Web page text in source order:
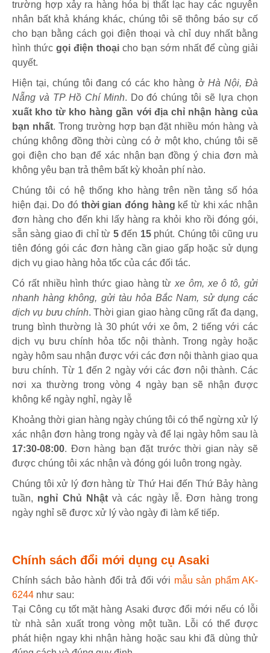
trường hợp xảy ra hàng hóa bị thất lạc hay các nguyên
nhân bất khả kháng khác, chúng tôi sẽ thông báo sự cố
cho bạn bằng cách gọi điện thoại và chỉ duy nhất bằng
hình thức gọi điện thoại cho bạn sớm nhất để cùng giải
quyết.
Hiện tại, chúng tôi đang có các kho hàng ởHà Nội, Đà
Nẵng và TP Hồ Chí Minh. Do đó chúng tôi sẽ lựa chọn
xuất kho từ kho hàng gần với địa chỉ nhận hàng của
bạn nhất. Trong trường hợp bạn đặt nhiều món hàng và
chúng không đồng thời cùng có ở một kho, chúng tôi sẽ
gọi điện cho bạn để xác nhận bạn đồng ý chia đơn mà
không yêu bạn trả thêm bất kỳ khoản phí nào.
Chúng tôi có hệ thống kho hàng trên nền tảng số hóa
hiện đại. Do đó thời gian đóng hàng kể từ khi xác nhận
đơn hàng cho đến khi lấy hàng ra khỏi kho rồi đóng gói,
sẵn sàng giao đi chỉ từ 5đến 15 phút. Chúng tôi cũng ưu
tiên đóng gói các đơn hàng cần giao gấp hoặc sử dụng
dịch vụ giao hàng hỏa tốc của các đối tác.
Có rất nhiều hình thức giao hàng từxe ôm, xe ô tô, gửi
nhanh hàng không, gửi tàu hỏa Bắc Nam, sử dụng các
dịch vụ bưu chính. Thời gian giao hàng cũng rất đa dạng,
trung bình thường là 30 phút với xe ôm, 2 tiếng với các
dịch vụ bưu chính hỏa tốc nội thành. Trong ngày hoặc
ngày hôm sau nhận được với các đơn nội thành giao qua
bưu chính. Từ 1 đến 2 ngày với các đơn nội thành. Các
nơi xa thường trong vòng 4 ngày bạn sẽ nhận được
không kể ngày nghỉ, ngày lễ
Khoảng thời gian hàng ngày chúng tôi có thể ngừng xử lý
xác nhận đơn hàng trong ngày và để lại ngày hôm sau là
17:30-08:00. Đơn hàng bạn đặt trước thời gian này sẽ
được chúng tôi xác nhận và đóng gói luôn trong ngày.
Chúng tôi xử lý đơn hàng từ Thứ Hai đến Thứ Bảy hàng
tuần, nghỉ Chủ Nhậtvà các ngày lễ. Đơn hàng trong
ngày nghỉ sẽ được xử lý vào ngày đi làm kế tiếp.
Chính sách đổi mới dụng cụ Asaki
Chính sách bảo hành đổi trả đối với mẫu sản phẩm AK-
6244 như sau:
Tại Công cụ tốt mặt hàng Asaki được đổi mới nếu có lỗi
từ nhà sản xuất trong vòng một tuần. Lỗi có thể được
phát hiện ngay khi nhận hàng hoặc sau khi đã dùng thử